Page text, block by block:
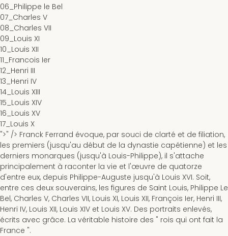
06_Philippe le Bel
07_Charles V
08_Charles VII
09_Louis XI
10_Louis XII
11_Francois Ier
12_Henri III
13_Henri IV
14_Louis XIII
15_Louis XIV
16_Louis XV
17_Louis X
">" /> Franck Ferrand évoque, par souci de clarté et de filiation,
les premiers (jusqu'au début de la dynastie capétienne) et les
derniers monarques (jusqu'à Louis-Philippe), il s'attache
principalement à raconter la vie et l'œuvre de quatorze
d'entre eux, depuis Philippe-Auguste jusqu'à Louis XVI. Soit,
entre ces deux souverains, les figures de Saint Louis, Philippe Le
Bel, Charles V, Charles VII, Louis XI, Louis XII, François Ier, Henri III,
Henri IV, Louis XII, Louis XIV et Louis XV. Des portraits enlevés,
écrits avec grâce. La véritable histoire des " rois qui ont fait la
France ".